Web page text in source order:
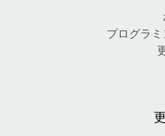
プログラ